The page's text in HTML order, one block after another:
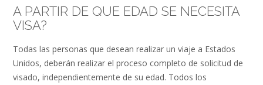
A PARTIR DE QUE EDAD SE NECESITA
VISA?
Todas las personas que desean realizar un viaje a Estados
Unidos, deberán realizar el proceso completo de solicitud de
visado, independientemente de su edad. Todos los